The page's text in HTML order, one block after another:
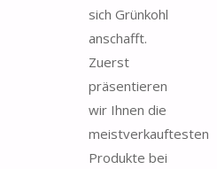
sich Grünkohl
anschafft.
Zuerst
präsentieren
wir Ihnen die
meistverkauftesten
Produkte bei